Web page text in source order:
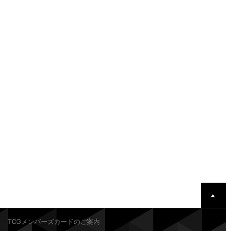
TCGメンバーズカードのご案内